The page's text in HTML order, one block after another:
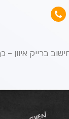
ברייק איוון –